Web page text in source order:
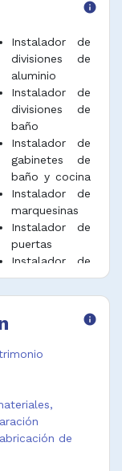
e
utilizando
en sitios
con las
industrial,
que
de trabajo.
info
Instalador de
divisiones de
aluminio
Instalador de
divisiones de
baño
Instalador de
gabinetes de
baño y cocina
Instalador de
marquesinas
Instalador de
puertas
Instalador de
puertas y
ventanas de
Instalador de
Instalador de
Oficial de
carpintería
Oficial de
info
de